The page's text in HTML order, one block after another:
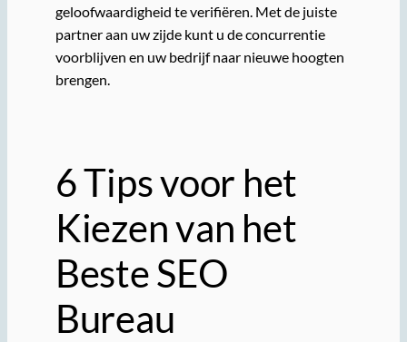
geloofwaardigheid te verifiëren. Met de juiste
partner aan uw zijde kunt u de concurrentie
voorblijven en uw bedrijf naar nieuwe hoogten
brengen.
6 Tips voor het
Kiezen van het
Beste SEO
Bureau